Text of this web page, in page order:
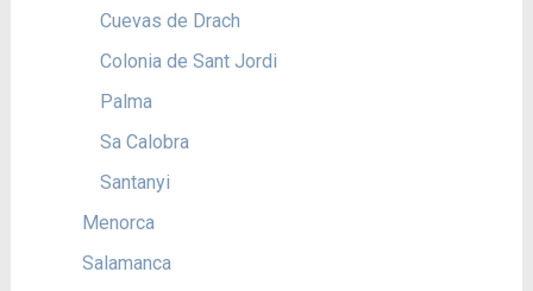
Cuevas de Drach
Colonia de Sant Jordi
Palma
Sa Calobra
Santanyi
Menorca
Salamanca